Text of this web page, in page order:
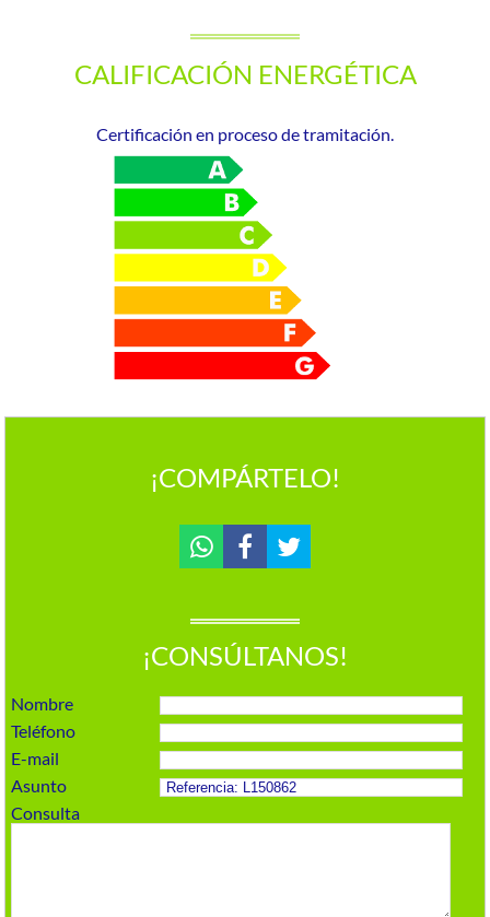
CALIFICACIÓN ENERGÉTICA
Certificación en proceso de tramitación.
¡COMPÁRTELO!
¡CONSÚLTANOS!
Nombre
Teléfono
E-mail
Asunto
Consulta